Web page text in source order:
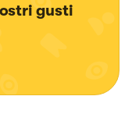
gusti